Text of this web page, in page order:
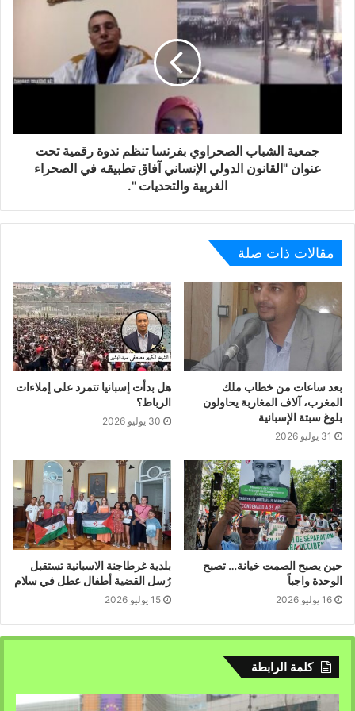
بإسبانيا، حتى غدت بيتا وملتقى لكل الصحراويين.
الأخ عبد الله العربي.. لا أخفيك أنني احترتُ كثيرا قبل أن أكتب
هذا الموضوع، ولكنني طرحته لأوفيك حقّك وأمثالك المخلصين،
لعله يكون قلادة صحراوية تطوق عنق كلّ وفيّ ومخلص.
إليكم يا أصحاب القلوب المخلصة والأيادي البيضاء، يا من سعيتم
بكل حب وبكل ما أُوتيتم من قوةٍ لإنجاح العمل وتحقيق الهدف
الذي جئنا من أجله، ويا من واصلتم الليل بالنهار وكنتم جنوداً
والشكر، لأنكم أثبتم بما لا يدع مجالاً للشك أن إتقان العمل أمرٌ
يعود إلى الإخلاص والأمانة وصحوة الضمير، فشكراً لجهودكم
الكبيرة ولتفانيكم وإخلاصكم وتعبكم الذي لن يضيع بإذن الله،
وأتمنى لكم المزيد من التقدم والازدهار والنجاح.
هذه ليست شهاده شكر مني فقط، بل هي حال لسان أغلب
الصحراويين الموجودين بإسبانيا الذين انتصر لهم الممثل “عبد
الله العربي” بقدر استطاعته، وهو لا يستحق الشكر فقط، بل
يستحق التكريم، لأنه نموذجٌ للممثل النزيه في زمن قلّ فيه
الأنقياء أمثاله..
بقلم : م.ف.ا
جمعية الشباب الصحراوي بفرنسا تنظم ندوة رقمية تحت
عنوان "القانون الدولي الإنساني آفاق تطبيقه في الصحراء
الغربية والتحديات ".
مقالات ذات صلة
بعد ساعات من خطاب ملك
المغرب، آلاف المغاربة يحاولون
بلوغ سبتة الإسبانية
31 يوليو 2026
هل بدأت إسبانيا تتمرد على إملاءات
الرباط؟
30 يوليو 2026
حين يصبح الصمت خيانة… تصبح
الوحدة واجباً
16 يوليو 2026
بلدية غرطاجنة الاسبانية تستقبل
رُسل القضية أطفال عطل في سلام
15 يوليو 2026
كلمة الرابطة